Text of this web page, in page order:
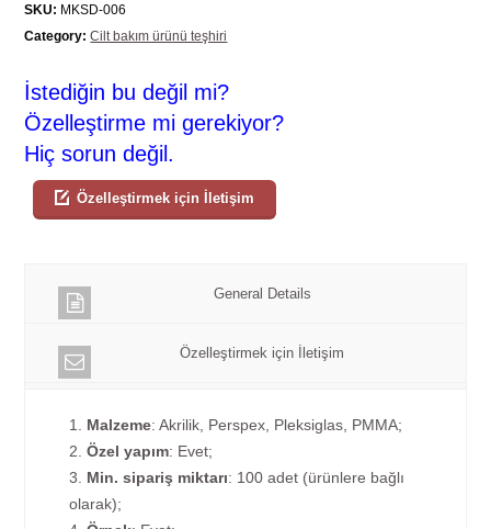
SKU: MKSD-006
Category: Cilt bakım ürünü teşhiri
İstediğin bu değil mi?
Özelleştirme mi gerekiyor?
Hiç sorun değil.
Özelleştirmek için İletişim
General Details
Özelleştirmek için İletişim
1. Malzeme: Akrilik, Perspex, Pleksiglas, PMMA;
2.Özel yapım: Evet;
3. Min. sipariş miktarı: 100 adet (ürünlere bağlı
olarak);